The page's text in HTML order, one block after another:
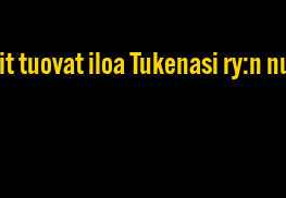
tuovat iloa Tukenasi ry:n